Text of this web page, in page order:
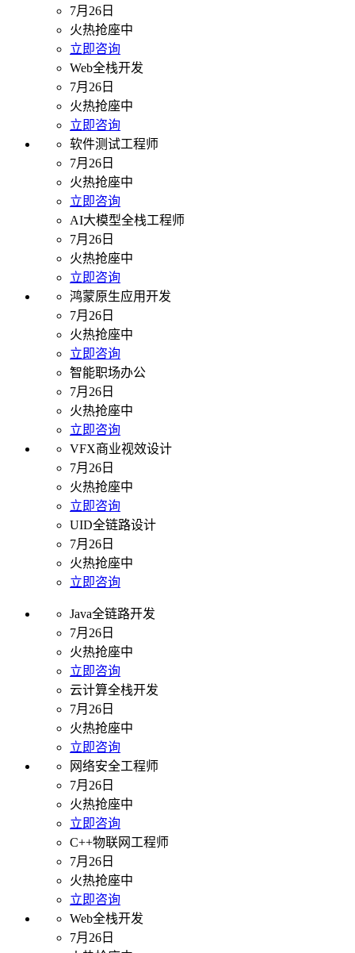
7月26日
火热抢座中
立即咨询
Web全栈开发
7月26日
火热抢座中
立即咨询
软件测试工程师
7月26日
火热抢座中
立即咨询
AI大模型全栈工程师
7月26日
火热抢座中
立即咨询
鸿蒙原生应用开发
7月26日
火热抢座中
立即咨询
智能职场办公
7月26日
火热抢座中
立即咨询
VFX商业视效设计
7月26日
火热抢座中
立即咨询
UID全链路设计
7月26日
火热抢座中
立即咨询
Java全链路开发
7月26日
火热抢座中
立即咨询
云计算全栈开发
7月26日
火热抢座中
立即咨询
网络安全工程师
7月26日
火热抢座中
立即咨询
C++物联网工程师
7月26日
火热抢座中
立即咨询
Web全栈开发
7月26日